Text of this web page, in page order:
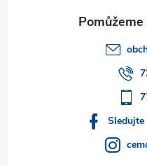
Sledujte